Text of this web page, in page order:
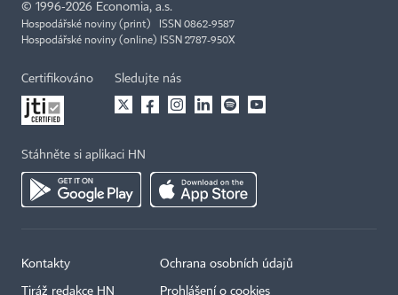
© 1996-2026 Economia, a.s.
Hospodářské noviny (print) ISSN 0862-9587
Hospodářské noviny (online) ISSN 2787-950X
Certifikováno Sledujte nás
Stáhněte si aplikaci HN
Kontakty
Tiráž redakce HN
Ochrana osobních údajů
Prohlášení o cookies